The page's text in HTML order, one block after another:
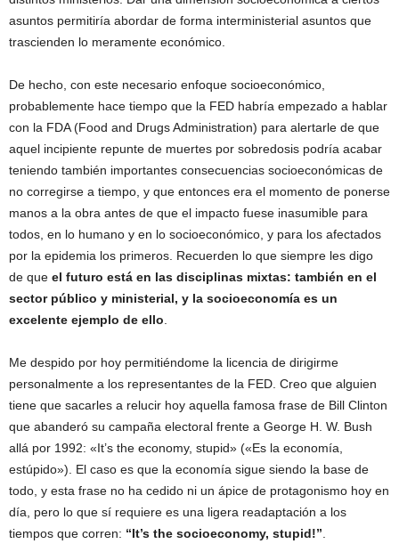
asuntos permitiría abordar de forma interministerial asuntos que
trascienden lo meramente económico.
De hecho, con este necesario enfoque socioeconómico,
probablemente hace tiempo que la FED habría empezado a hablar
con la FDA (Food and Drugs Administration) para alertarle de que
aquel incipiente repunte de muertes por sobredosis podría acabar
teniendo también importantes consecuencias socioeconómicas de
no corregirse a tiempo, y que entonces era el momento de ponerse
manos a la obra antes de que el impacto fuese inasumible para
todos, en lo humano y en lo socioeconómico, y para los afectados
por la epidemia los primeros. Recuerden lo que siempre les digo
de que el futuro está en las disciplinas mixtas: también en el
sector público y ministerial, y la socioeconomía es un
excelente ejemplo de ello
Me despido por hoy permitiéndome la licencia de dirigirme
personalmente a los representantes de la FED. Creo que alguien
tiene que sacarles a relucir hoy aquella famosa frase de Bill Clinton
que abanderó su campaña electoral frente a George H. W. Bush
allá por 1992: «It’s the economy, stupid» («Es la economía,
estúpido»). El caso es que la economía sigue siendo la base de
todo, y esta frase no ha cedido ni un ápice de protagonismo hoy en
día, pero lo que sí requiere es una ligera readaptación a los
tiempos que corren: “It’s the socioeconomy, stupid!”